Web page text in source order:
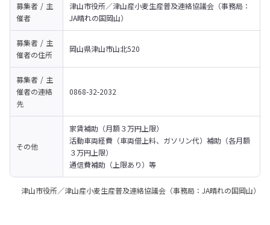
募集者 / 主
催者
津山市役所／津山産小麦生産普及連絡協議会（事務局：
JA晴れの国岡山）
募集者 / 主
催者の住所
岡山県津山市山北520
募集者 / 主
催者の連絡
先
0868-32-2032
その他
家賃補助（月額３万円上限）
活動車両経費（車両借上料、ガソリン代）補助（各月額
３万円上限）
通信費補助（上限あり）等
津山市役所／津山産小麦生産普及連絡協議会（事務局：JA晴れの国岡山）